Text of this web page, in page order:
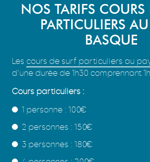
NOS TARIFS COURS
PARTICULIERS
BASQUE
Les cours de surf particuliers au
d’une durée de 1h30 comprennant
Cours particuliers :
1 personne : 100€
2 personnes : 150€
3 personnes : 180€